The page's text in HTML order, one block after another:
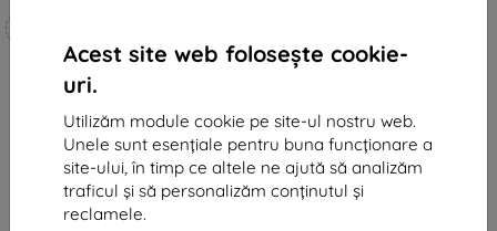
Acest site web folosește cookie-
uri.
Utilizăm module cookie pe site-ul nostru web.
Unele sunt esențiale pentru buna funcționare a
site-ului, în timp ce altele ne ajută să analizăm
traficul și să personalizăm conținutul și
reclamele.
99 lei
89 lei
În stoc 4 buc
53 lei
48 lei